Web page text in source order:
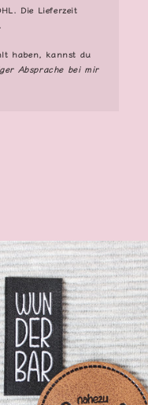
Die Lieferzeit
haben, kannst du
Absprache bei mir